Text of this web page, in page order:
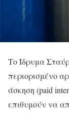
Το Ίδρυμα
περιορισμένο
άσκηση (paid
επιθυμούν να